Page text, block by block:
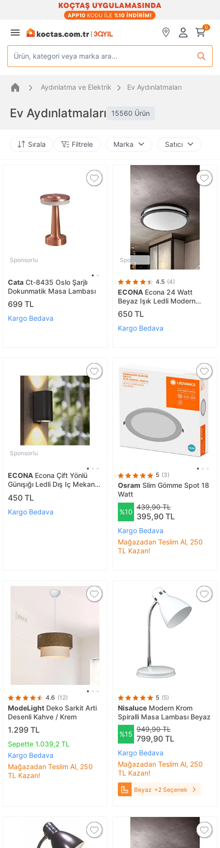
0
Ürün, kategori veya marka ara...
Aydınlatma ve Elektrik Ev Aydınlatmaları
Ev Aydınlatmaları 15560 Ürün
Sırala Filtrele Marka Satıcı
Sponsorlu
Cata Ct-8435 Oslo Şarjlı
Dokunmatik Masa Lambası
699 TL
Kargo Bedava
Sponsorlu
4.5 (4)
ECONA Econa 24 Watt
Beyaz Işık Ledli Modern
Tavan Armatürü, Balkon,
Teras Armatürü, Banyo
Duvar Tavan Armatürü
650 TL
Kargo Bedava
Sponsorlu
ECONA Econa Çift Yönlü
Günışığı Ledli Dış Iç Mekan
Uyumlu Dekoratif Aplik Siyah
Gövde-ampuller Dahil
450 TL
Kargo Bedava
5 (3)
Osram Slim Gömme Spot 18
Watt
%10
439,90 TL
395,90 TL
Kargo Bedava
Mağazadan Teslim Al, 250
TL Kazan!
4.6 (12)
ModeLight Deko Sarkit Arti
Desenli Kahve / Krem
1.299 TL
Sepette 1.039,2 TL
Kargo Bedava
Mağazadan Teslim Al, 250
TL Kazan!
5 (5)
Nisaluce Modern Krom
Spiralli Masa Lambası Beyaz
%15
949,90 TL
799,90 TL
Kargo Bedava
Mağazadan Teslim Al, 250
TL Kazan!
Beyaz +2 Seçenek